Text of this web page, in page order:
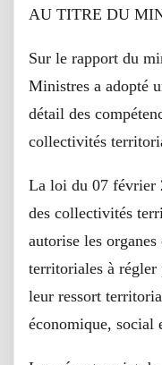
AU TITRE DU
Sur le rapport du
Ministres a adopté
détail des
collectivités
La loi du 07 février
des collectivités
autorise les
territoriales à régler
leur ressort
économique, social